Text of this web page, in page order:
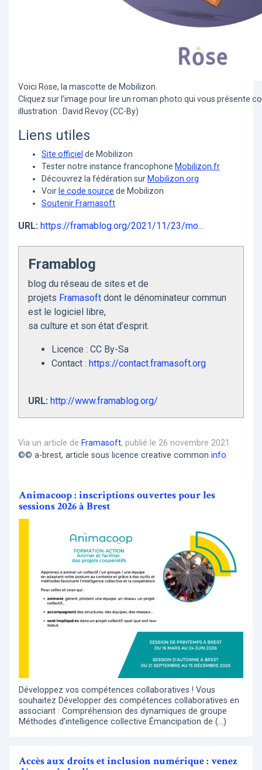
Voici Rȯse, la mascotte de Mobilizon.
Cliquez sur l’image pour lire un roman photo qui vous présente
illustration : David Revoy (CC-By)
Liens utiles
Site officiel de Mobilizon
Tester notre instance francophone Mobilizon.fr
Découvrez la fédération surMobilizon.org
Voirle code source de Mobilizon
Soutenir Framasoft
URL: https://framablog.org/2021/11/23/mo...
Framablog
blog du réseau de sites et de
projets Framasoft dont le dénominateur commun
est le logiciel libre,
sa culture et son état d’esprit.
Licence : CC By-Sa
Contact : https://contact.framasoft.org
URL: http://www.framablog.org/
Via un article de Framasoft, publié le 26 novembre 2021
©© a-brest, article sous licence creative common info
Animacoop : inscriptions ouvertes pour les
sessions 2026 à Brest
Développez vos compétences collaboratives ! Vous
souhaitez Développer des compétences collaboratives en
associant : Compréhension des dynamiques de groupe
Méthodes d’intelligence collective Émancipation de (…)
Accès aux droits et inclusion numérique : venez